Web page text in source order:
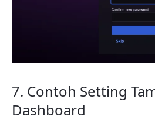
7. Contoh Setting
Dashboard